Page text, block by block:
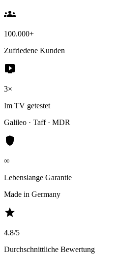
groups
100.000+
Zufriedene Kunden
live_tv
3×
Im TV getestet
Galileo · Taff · MDR
shield
∞
Lebenslange Garantie
Made in Germany
star
4.8/5
Durchschnittliche Bewertung